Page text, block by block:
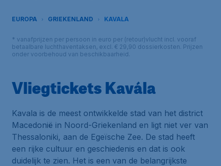
EUROPA GRIEKENLAND KAVALA
* vanafprijzen per persoon in euro per (retour)vlucht incl. vooraf
betaalbare luchthaventaksen, excl. € 29,90 dossierkosten. Prijzen
onder voorbehoud van beschikbaarheid.
Vliegtickets Kavála
Kavala is de meest ontwikkelde stad van het district
Macedonië in Noord-Griekenland en ligt niet ver van
Thessaloniki, aan de Egeïsche Zee. De stad heeft
een rijke cultuur en geschiedenis en dat is ook
duidelijk te zien. Het is een van de belangrijkste